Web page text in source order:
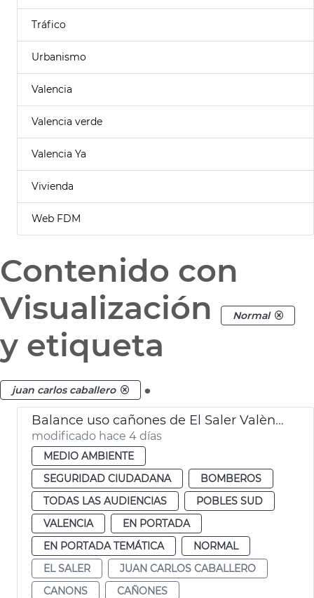
Tráfico
Urbanismo
Valencia
Valencia verde
Valencia Ya
Vivienda
Web FDM
Contenido con
Visualización
Normal
y etiqueta
juan carlos caballero .
Balance uso cañones de El Saler València
modificado hace 4 días
MEDIO AMBIENTE
SEGURIDAD CIUDADANA
BOMBEROS
TODAS LAS AUDIENCIAS
POBLES SUD
VALENCIA
EN PORTADA
EN PORTADA TEMÁTICA
NORMAL
EL SALER
JUAN CARLOS CABALLERO
CANONS
CAÑONES